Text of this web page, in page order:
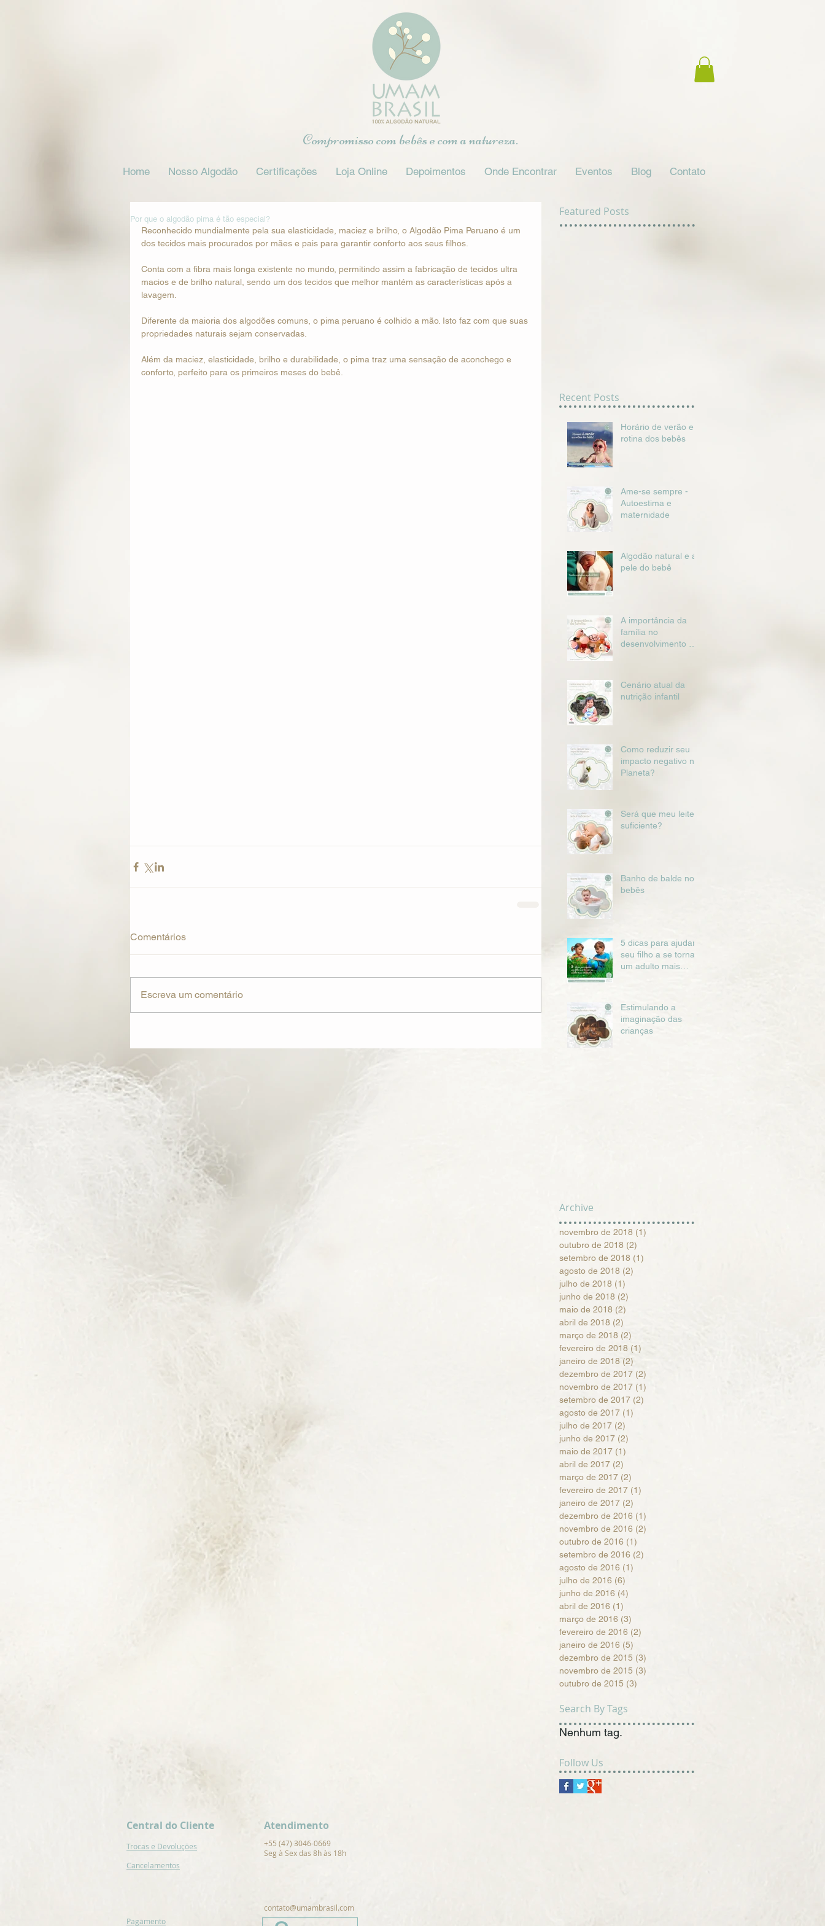
Compromisso com bebês e com a natureza.
Home Nosso Algodão Certificações Loja Online Depoimentos Onde Encontrar Eventos Blog Contato
Por que o algodão pima é tão especial?
Reconhecido mundialmente pela sua elasticidade, maciez e brilho, o Algodão Pima Peruano é um
dos tecidos mais procurados por mães e pais para garantir conforto aos seus filhos.
Conta com a fibra mais longa existente no mundo, permitindo assim a fabricação de tecidos ultra
macios e de brilho natural, sendo um dos tecidos que melhor mantém as características após a
lavagem.
Diferente da maioria dos algodões comuns, o pima peruano é colhido a mão. Isto faz com que suas
propriedades naturais sejam conservadas.
Além da maciez, elasticidade, brilho e durabilidade, o pima traz uma sensação de aconchego e
conforto, perfeito para os primeiros meses do bebê.
Comentários
Escreva um comentário
Featured Posts
Recent Posts
Horário de verão e a
rotina dos bebês
Ame-se sempre -
Autoestima e
maternidade
Algodão natural e a
pele do bebê
A importância da
família no
desenvolvimento da
Cenário atual da
nutrição infantil
Como reduzir seu
impacto negativo no
Planeta?
Será que meu leite é
suficiente?
Banho de balde nos
bebês
5 dicas para ajudar
seu filho a se tornar
um adulto mais
Estimulando a
imaginação das
crianças
Archive
novembro de 2018 (1)
outubro de 2018 (2)
setembro de 2018 (1)
agosto de 2018 (2)
julho de 2018 (1)
junho de 2018 (2)
maio de 2018 (2)
abril de 2018 (2)
março de 2018 (2)
fevereiro de 2018 (1)
janeiro de 2018 (2)
dezembro de 2017 (2)
novembro de 2017 (1)
setembro de 2017 (2)
agosto de 2017 (1)
julho de 2017 (2)
junho de 2017 (2)
maio de 2017 (1)
abril de 2017 (2)
março de 2017 (2)
fevereiro de 2017 (1)
janeiro de 2017 (2)
dezembro de 2016 (1)
novembro de 2016 (2)
outubro de 2016 (1)
setembro de 2016 (2)
agosto de 2016 (1)
julho de 2016 (6)
junho de 2016 (4)
abril de 2016 (1)
março de 2016 (3)
fevereiro de 2016 (2)
janeiro de 2016 (5)
dezembro de 2015 (3)
novembro de 2015 (3)
outubro de 2015 (3)
Search By Tags
Nenhum tag.
Follow Us
Trocas e Devoluções
Cancelamentos
Central do Cliente Atendimento
+55 (47) 3046-0669
Seg à Sex das 8h às 18h
contato@umambrasil.com
Pagamento